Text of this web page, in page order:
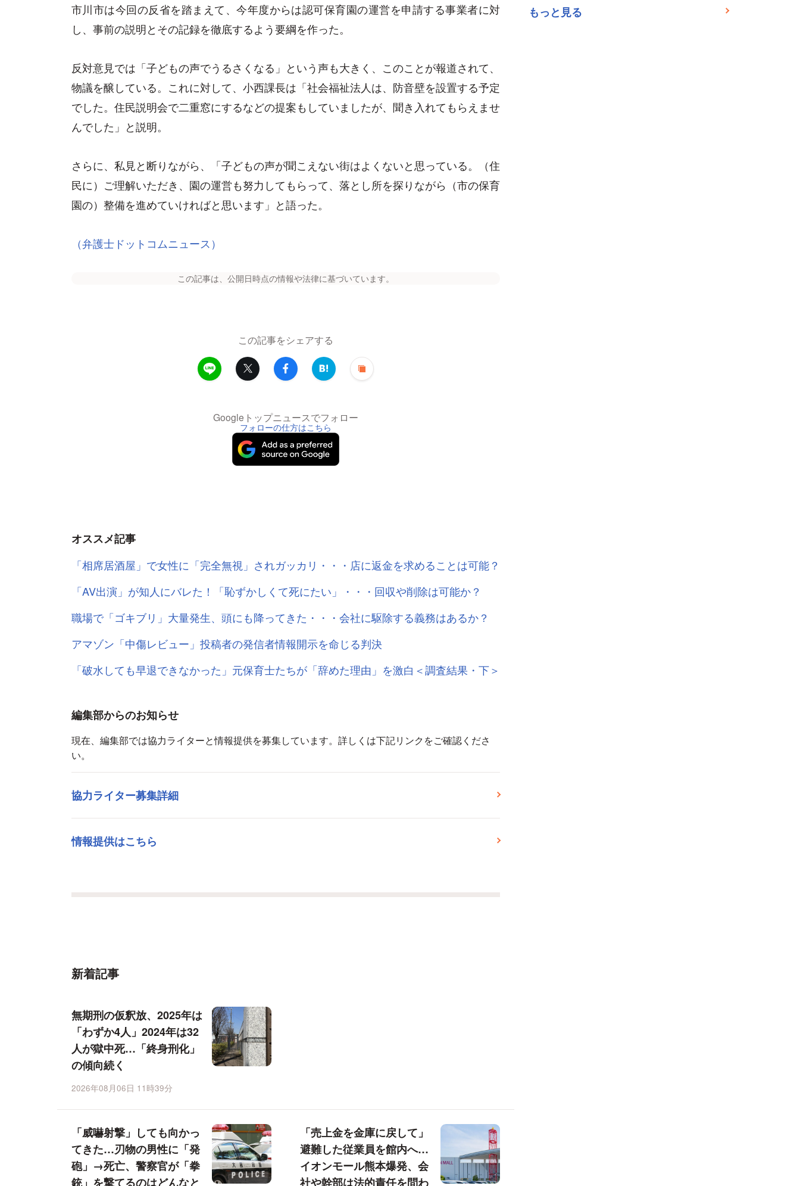
市川市は今回の反省を踏まえて、今年度からは認可保育園の運営を申請する事業者に対
し、事前の説明とその記録を徹底するよう要綱を作った。
反対意見では「子どもの声でうるさくなる」という声も大きく、このことが報道されて、
物議を醸している。これに対して、小西課長は「社会福祉法人は、防音壁を設置する予定
でした。住民説明会で二重窓にするなどの提案もしていましたが、聞き入れてもらえませ
んでした」と説明。
さらに、私見と断りながら、「子どもの声が聞こえない街はよくないと思っている。（住
民に）ご理解いただき、園の運営も努力してもらって、落とし所を探りながら（市の保育
園の）整備を進めていければと思います」と語った。
（弁護士ドットコムニュース）
この記事は、公開日時点の情報や法律に基づいています。
この記事をシェアする
Googleトップニュースでフォロー
フォローの仕方はこちら
オススメ記事
「相席居酒屋」で女性に「完全無視」されガッカリ・・・店に返金を求めることは可能？
「AV出演」が知人にバレた！「恥ずかしくて死にたい」・・・回収や削除は可能か？
職場で「ゴキブリ」大量発生、頭にも降ってきた・・・会社に駆除する義務はあるか？
アマゾン「中傷レビュー」投稿者の発信者情報開示を命じる判決
「破水しても早退できなかった」元保育士たちが「辞めた理由」を激白＜調査結果・下＞
編集部からのお知らせ
現在、編集部では協力ライターと情報提供を募集しています。詳しくは下記リンクをご確認くださ
い。
協力ライター募集詳細
情報提供はこちら
新着記事
無期刑の仮釈放、2025年は
「わずか4人」2024年は32
人が獄中死…「終身刑化」
の傾向続く
2026年08月06日 11時39分
「威嚇射撃」しても向かっ
てきた…刃物の男性に「発
砲」→死亡、警察官が「拳
銃」を撃てるのはどんなと
「売上金を金庫に戻して」
避難した従業員を館内へ…
イオンモール熊本爆発、会
社や幹部は法的責任を問わ
もっと見る